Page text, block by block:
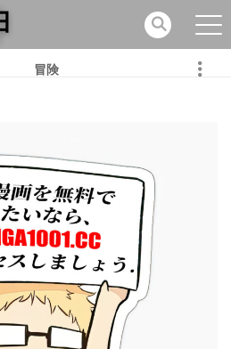
冒険